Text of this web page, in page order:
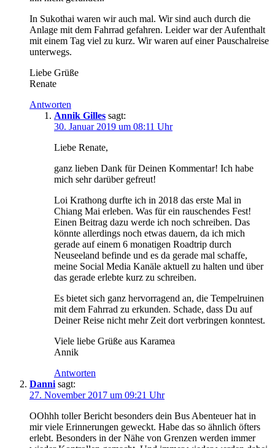
In Sukothai waren wir auch mal. Wir sind auch durch die
Anlage mit dem Fahrrad gefahren. Leider war der Aufenthalt
mit einem Tag viel zu kurz. Wir waren auf einer Pauschalreise
unterwegs.
Liebe Grüße
Renate
Antworten
Annik Gilles sagt:
30. Januar 2019 um 08:11 Uhr
Liebe Renate,
ganz lieben Dank für Deinen Kommentar! Ich habe
mich sehr darüber gefreut!
Loi Krathong durfte ich in 2018 das erste Mal in
Chiang Mai erleben. Was für ein rauschendes Fest!
Einen Beitrag dazu werde ich noch schreiben. Das
könnte allerdings noch etwas dauern, da ich mich
gerade auf einem 6 monatigen Roadtrip durch
Neuseeland befinde und es da gerade mal schaffe,
meine Social Media Kanäle aktuell zu halten und über
das gerade erlebte kurz zu schreiben.
Es bietet sich ganz hervorragend an, die Tempelruinen
mit dem Fahrrad zu erkunden. Schade, dass Du auf
Deiner Reise nicht mehr Zeit dort verbringen konntest.
Viele liebe Grüße aus Karamea
Annik
Antworten
Danni sagt:
27. November 2017 um 09:21 Uhr
OOhhh toller Bericht besonders dein Bus Abenteuer hat in
mir viele Erinnerungen geweckt. Habe das so ähnlich öfters
erlebt. Besonders in der Nähe von Grenzen werden immer